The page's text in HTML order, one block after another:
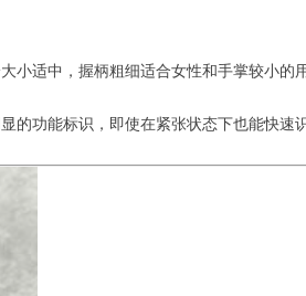
小适中，握柄粗细适合女性和手掌较小的
的功能标识，即使在紧张状态下也能快速